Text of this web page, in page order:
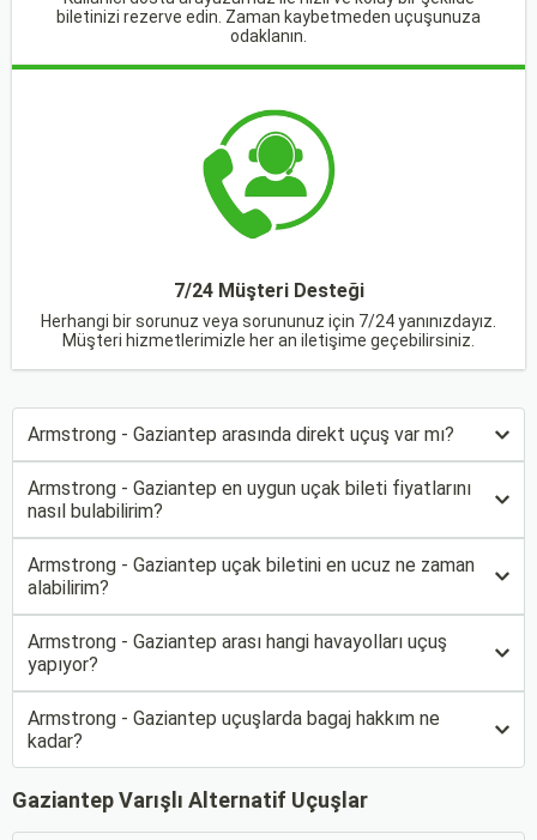
biletinizi rezerve edin. Zaman kaybetmeden uçuşunuza
odaklanın.
7/24 Müşteri Desteği
Herhangi bir sorunuz veya sorununuz için 7/24 yanınızdayız.
Müşteri hizmetlerimizle her an iletişime geçebilirsiniz.
Armstrong - Gaziantep arasında direkt uçuş var mı?
Armstrong - Gaziantep en uygun uçak bileti fiyatlarını
nasıl bulabilirim?
Armstrong - Gaziantep uçak biletini en ucuz ne zaman
alabilirim?
Armstrong - Gaziantep arası hangi havayolları uçuş
yapıyor?
Armstrong - Gaziantep uçuşlarda bagaj hakkım ne
kadar?
Gaziantep Varışlı Alternatif Uçuşlar